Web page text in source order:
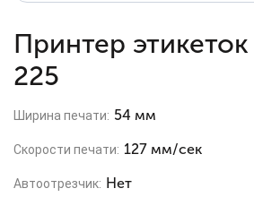
Принтер этикеток
225
Ширина печати: 54 мм
Скорости печати: 127 мм/сек
Автоотрезчик: Нет